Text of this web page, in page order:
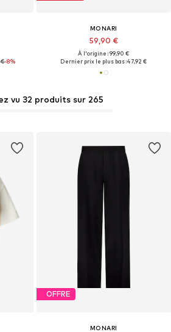
vu 32 produits sur 265
€-8%
MONARI
59,90 €
À l'origine : 99,90 €
Dernier prix le plus bas :47,92 €
OFFRE
MONARI